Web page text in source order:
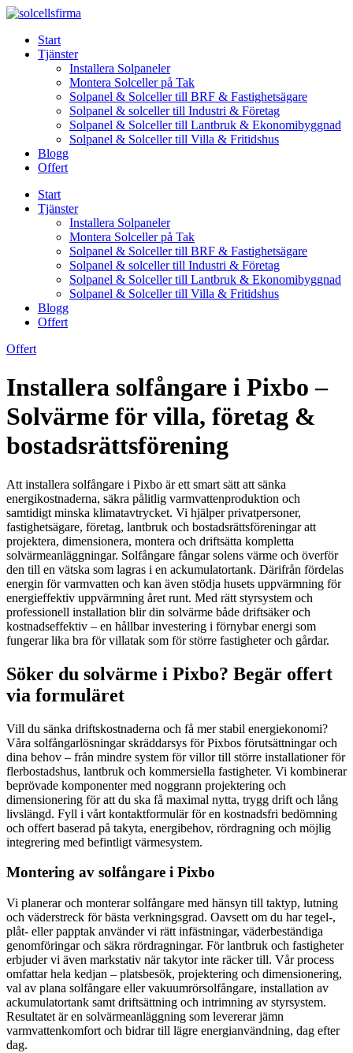
Skip
contentStart
Tjänster
Installera Solpaneler
Montera Solceller på Tak
Solpanel & Solceller till BRF & Fastighetsägare
Solpanel & solceller till Industri & Företag
Solpanel & Solceller till Lantbruk & Ekonomibyggnad
Solpanel & Solceller till Villa & Fritidshus
Blogg
Offert
Start
Tjänster
Installera Solpaneler
Montera Solceller på Tak
Solpanel & Solceller till BRF & Fastighetsägare
Solpanel & solceller till Industri & Företag
Solpanel & Solceller till Lantbruk & Ekonomibyggnad
Solpanel & Solceller till Villa & Fritidshus
Blogg
Offert
Offert
Installera solfångare i Pixbo –
Solvärme för villa, företag &
bostadsrättsförening
Att installera solfångare i Pixbo är ett smart sätt att sänka
energikostnaderna, säkra pålitlig varmvattenproduktion och
samtidigt minska klimatavtrycket. Vi hjälper privatpersoner,
fastighetsägare, företag, lantbruk och bostadsrättsföreningar att
projektera, dimensionera, montera och driftsätta kompletta
solvärmeanläggningar. Solfångare fångar solens värme och överför
den till en vätska som lagras i en ackumulatortank. Därifrån fördelas
energin för varmvatten och kan även stödja husets uppvärmning för
energieffektiv uppvärmning året runt. Med rätt styrsystem och
professionell installation blir din solvärme både driftsäker och
kostnadseffektiv – en hållbar investering i förnybar energi som
fungerar lika bra för villatak som för större fastigheter och gårdar.
Söker du solvärme i Pixbo? Begär offert
via formuläret
Vill du sänka driftskostnaderna och få mer stabil energiekonomi?
Våra solfångarlösningar skräddarsys för Pixbos förutsättningar och
dina behov – från mindre system för villor till större installationer för
flerbostadshus, lantbruk och kommersiella fastigheter. Vi kombinerar
beprövade komponenter med noggrann projektering och
dimensionering för att du ska få maximal nytta, trygg drift och lång
livslängd. Fyll i vårt kontaktformulär för en kostnadsfri bedömning
och offert baserad på takyta, energibehov, rördragning och möjlig
integrering med befintligt värmesystem.
Montering av solfångare i Pixbo
Vi planerar och monterar solfångare med hänsyn till taktyp, lutning
och väderstreck för bästa verkningsgrad. Oavsett om du har tegel-,
plåt- eller papptak använder vi rätt infästningar, väderbeständiga
genomföringar och säkra rördragningar. För lantbruk och fastigheter
erbjuder vi även markstativ när takytor inte räcker till. Vår process
omfattar hela kedjan – platsbesök, projektering och dimensionering,
val av plana solfångare eller vakuumrörsolfångare, installation av
ackumulatortank samt driftsättning och intrimning av styrsystem.
Resultatet är en solvärmeanläggning som levererar jämn
varmvattenkomfort och bidrar till lägre energianvändning, dag efter
dag.